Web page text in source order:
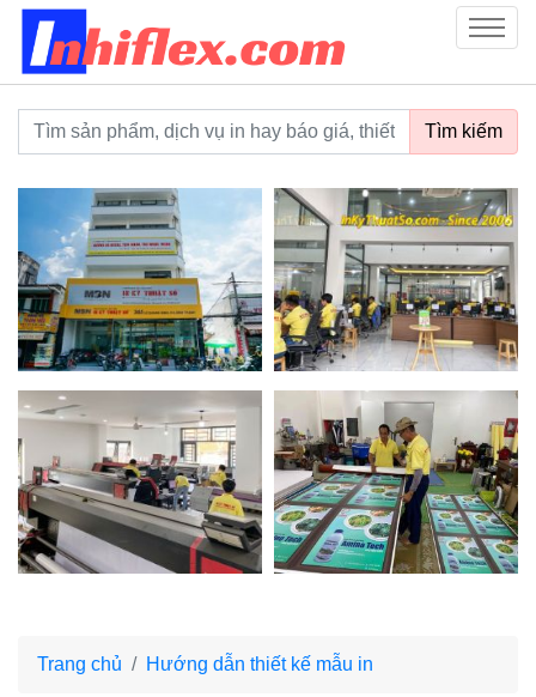
inhiflex.com
Menu
Từ khoá tìm kiếm Tìm kiếm
Trang chủ Hướng dẫn thiết kế mẫu in